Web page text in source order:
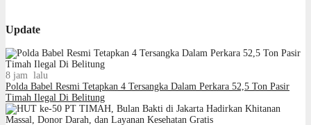
Update
8 jam lalu
Polda Babel Resmi Tetapkan 4 Tersangka Dalam Perkara 52,5 Ton Pasir
Timah Ilegal Di Belitung